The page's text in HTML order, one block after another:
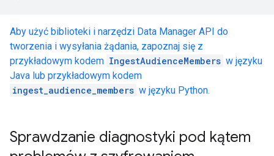
Aby użyć biblioteki i narzędzi Data Manager API do
tworzenia i wysyłania żądania, zapoznaj się z
przykładowym kodem IngestAudienceMembers w języku
Java lub przykładowym kodem
ingest_audience_members w języku Python.
Sprawdzanie diagnostyki pod kątem